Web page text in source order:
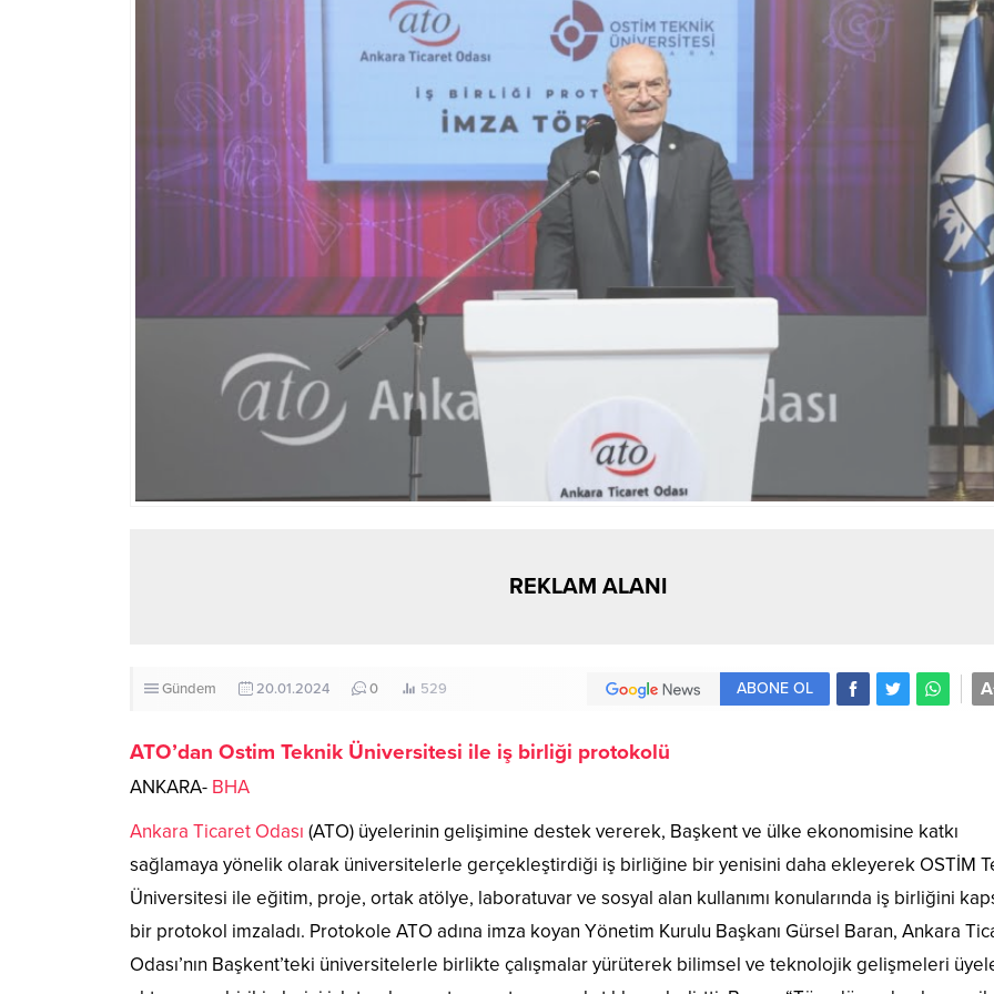
REKLAM ALANI
Gündem 20.01.2024 0 529 A
ABONE OL
ATO’dan Ostim Teknik Üniversitesi ile iş birliği protokolü
ANKARA- BHA
Ankara Ticaret Odası (ATO) üyelerinin gelişimine destek vererek, Başkent ve ülke ekonomisine katkı
sağlamaya yönelik olarak üniversitelerle gerçekleştirdiği iş birliğine bir yenisini daha ekleyerek OSTİM
Üniversitesi ile eğitim, proje, ortak atölye, laboratuvar ve sosyal alan kullanımı konularında iş birliğini
bir protokol imzaladı. Protokole ATO adına imza koyan Yönetim Kurulu Başkanı Gürsel Baran, Ankara
Odası’nın Başkent’teki üniversitelerle birlikte çalışmalar yürüterek bilimsel ve teknolojik gelişmeleri